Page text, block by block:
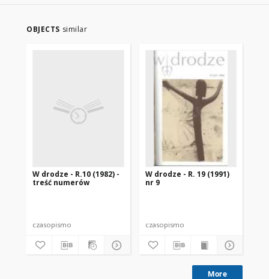
OBJECTS similar
W drodze - R.10 (1982) -
treść numerów
czasopismo
W drodze - R. 19 (1991)
nr 9
czasopismo
More